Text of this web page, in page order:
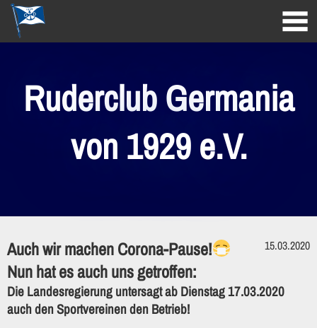
Ruderclub Germania
von 1929 e.V.
Auch wir machen Corona-Pause! 15.03.2020
Nun hat es auch uns getroffen:
Die Landesregierung untersagt ab Dienstag 17.03.2020
auch den Sportvereinen den Betrieb!